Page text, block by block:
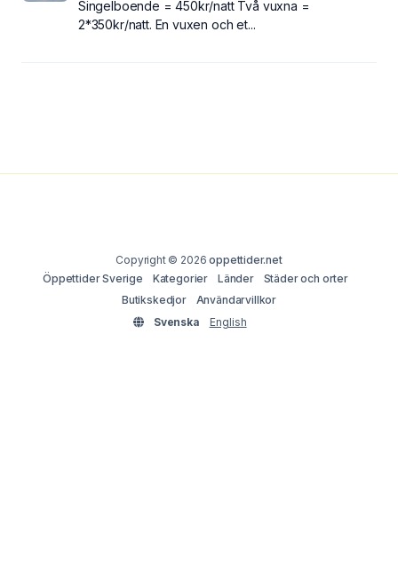
Singelboende = 450kr/natt Två vuxna =
2*350kr/natt. En vuxen och et...
Copyright © 2026oppettider.net
Öppettider Sverige
Kategorier Länder
Städer och orter
Butikskedjor
Användarvillkor
Svenska
English